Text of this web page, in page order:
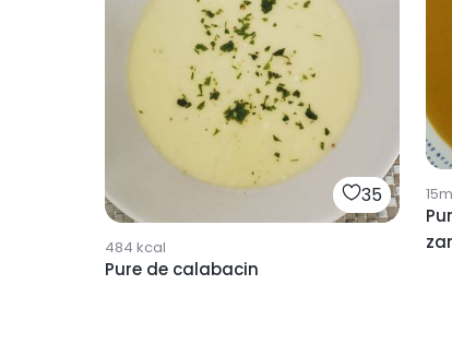
35
484 kcal
Pure de calabacin